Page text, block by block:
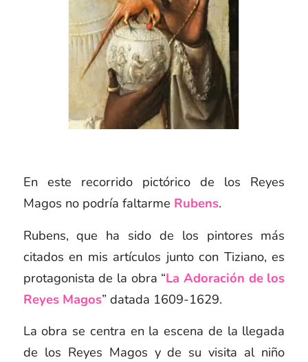
En este recorrido pictórico de los Reyes
Magos no podría faltarme Rubens.
Rubens, que ha sido de los pintores más
citados en mis artículos junto con Tiziano, es
protagonista de la obra “La Adoración de los
Reyes Magos” datada 1609-1629.
La obra se centra en la escena de la llegada
de los Reyes Magos y de su visita al niño